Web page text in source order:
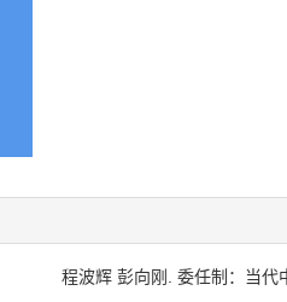
程波辉 彭向刚. 委任制：当代